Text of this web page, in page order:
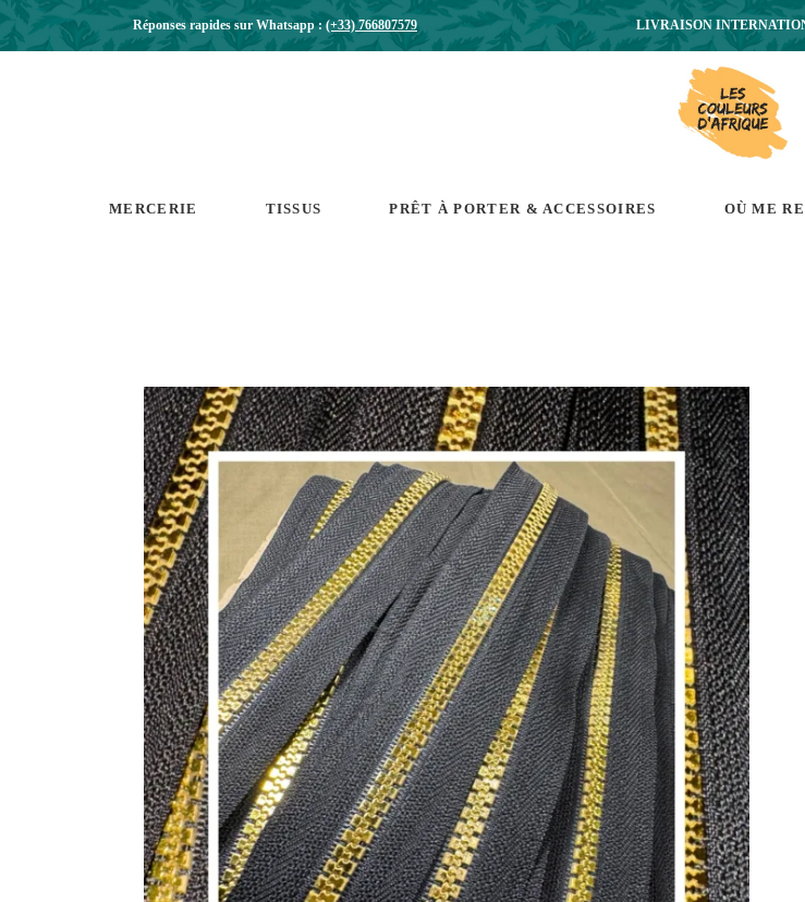
Réponses rapides sur Whatsapp :(+33) 766807579 LIVRAISON
MERCERIE TISSUS PRÊT À PORTER & ACCESSOIRES OÙ ME